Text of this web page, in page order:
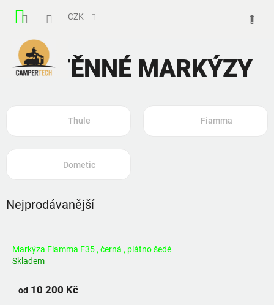
CZK
NÁKUPNÍ
NÁSTĚNNÉ MARKÝZY
Thule Fiamma
Dometic
Nejprodávanější
Markýza Fiamma F35 , černá , plátno šedé
Skladem
od 10 200 Kč